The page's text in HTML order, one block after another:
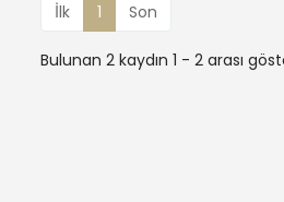
İlk 1 Son
Bulunan 2 kaydın 1 - 2 arası